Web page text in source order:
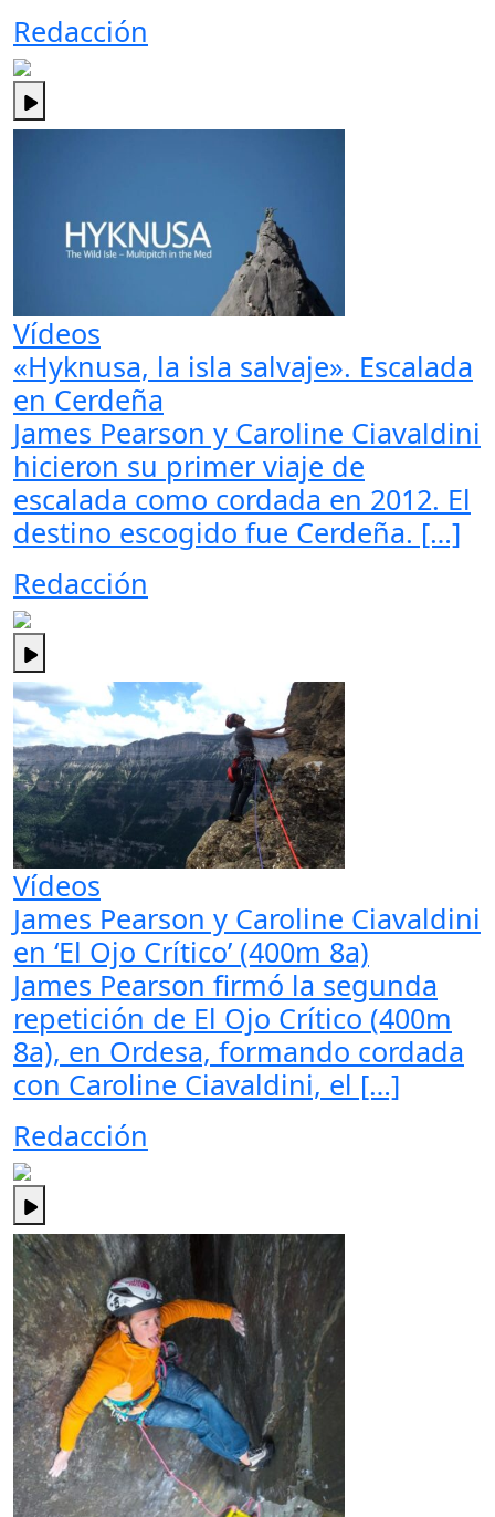
Redacción
Vídeos
«Hyknusa, la isla salvaje». Escalada
en Cerdeña
James Pearson y Caroline Ciavaldini
hicieron su primer viaje de
escalada como cordada en 2012. El
destino escogido fue Cerdeña. […]
Redacción
Vídeos
James Pearson y Caroline Ciavaldini
en ‘El Ojo Crítico’ (400m 8a)
James Pearson firmó la segunda
repetición de El Ojo Crítico (400m
8a), en Ordesa, formando cordada
con Caroline Ciavaldini, el […]
Redacción